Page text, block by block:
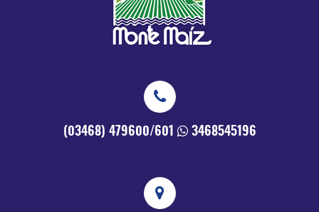
(03468) 479600/601 3468545196